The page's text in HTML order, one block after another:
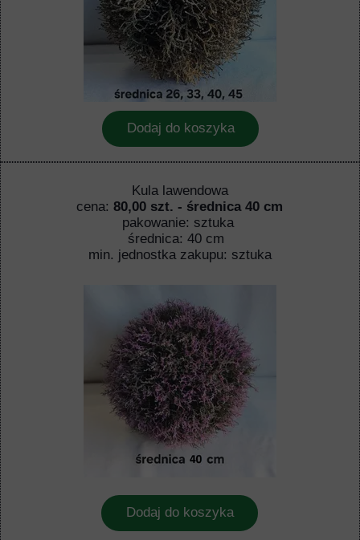
Dodaj do koszyka
Dodaj do koszyka
Kula lawendowa
cena: 80,00 szt. - średnica 40 cm
pakowanie: sztuka
średnica: 40 cm
min. jednostka zakupu: sztuka